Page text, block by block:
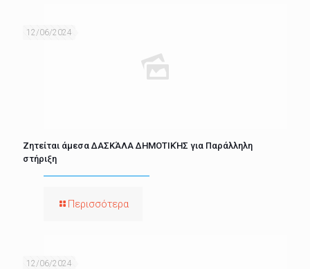
12/06/2024
Ζητείται άμεσα ΔΑΣΚΆΛΑ ΔΗΜΟΤΙΚΉΣ για Παράλληλη
στήριξη
Περισσότερα
12/06/2024